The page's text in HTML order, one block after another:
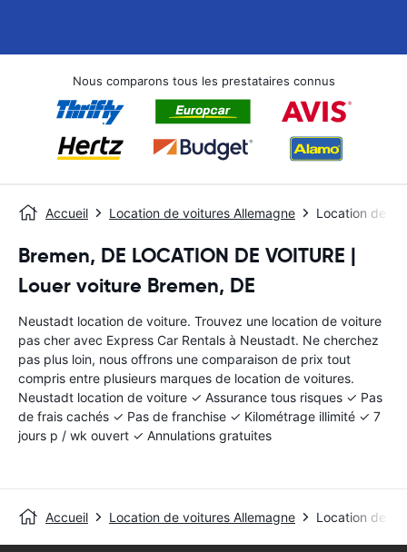
Nous comparons tous les prestataires connus
Accueil Location de voitures Allemagne Location de
Bremen, DE LOCATION DE VOITURE |
Louer voiture Bremen, DE
Neustadt location de voiture. Trouvez une location de voiture
pas cher avec Express Car Rentals à Neustadt. Ne cherchez
pas plus loin, nous offrons une comparaison de prix tout
compris entre plusieurs marques de location de voitures.
Neustadt location de voiture ✓ Assurance tous risques ✓ Pas
de frais cachés ✓ Pas de franchise ✓ Kilométrage illimité ✓ 7
jours p / wk ouvert ✓ Annulations gratuites
Accueil Location de voitures Allemagne Location de